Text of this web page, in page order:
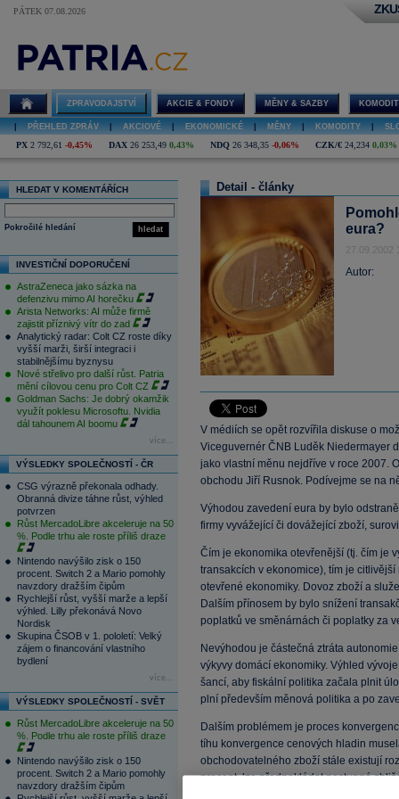
PÁTEK 07.08.2026
ZPRAVODAJSTVÍ AKCIE & FONDY MĚNY & SAZBY
PŘEHLED ZPRÁV AKCIOVÉ EKONOMICKÉ MĚNY KOMODITY
PX 2 792,61 -0,45% DAX 26 253,49 0,43% NDQ 26 348,35 -0,06% CZK/€ 24,234 0,03%
HLEDAT V KOMENTÁŘÍCH
hledat
Pokročilé hledání
INVESTIČNÍ DOPORUČENÍ
AstraZeneca jako sázka na
defenzivu mimo AI horečku
Arista Networks: AI může firmě
zajistit příznivý vítr do zad
Analytický radar: Colt CZ roste díky
vyšší marži, širší integraci i
stabilnějšímu byznysu
Nové střelivo pro další růst. Patria
mění cílovou cenu pro Colt CZ
Goldman Sachs: Je dobrý okamžik
využít poklesu Microsoftu. Nvidia
dál tahounem AI boomu
více...
VÝSLEDKY SPOLEČNOSTÍ - ČR
CSG výrazně překonala odhady.
Obranná divize táhne růst, výhled
potvrzen
Růst MercadoLibre akceleruje na 50
%. Podle trhu ale roste příliš draze
Nintendo navýšilo zisk o 150
procent. Switch 2 a Mario pomohly
navzdory dražším čipům
Rychlejší růst, vyšší marže a lepší
výhled. Lilly překonává Novo
Nordisk
Skupina ČSOB v 1. pololetí: Velký
zájem o financování vlastního
bydlení
více...
VÝSLEDKY SPOLEČNOSTÍ - SVĚT
Růst MercadoLibre akceleruje na 50
%. Podle trhu ale roste příliš draze
Nintendo navýšilo zisk o 150
procent. Switch 2 a Mario pomohly
navzdory dražším čipům
Detail - články
eura?
27.09.2002
Autor:
V médiích se opět rozvířila diskuse o
Viceguvernér ČNB Luděk Niedermayer
jako vlastní měnu nejdříve v roce 2007.
obchodu Jiří Rusnok. Podívejme se na
Výhodou zavedení eura by bylo
firmy vyvážející či dovážející zboží,
Čím je ekonomika otevřenější (tj. čím je
transakcích v ekonomice), tím je
otevřené ekonomiky. Dovoz zboží a
Dalším přínosem by bylo snížení
poplatků ve směnárnách či poplatky za
Nevýhodou je částečná ztráta
výkyvy domácí ekonomiky. Výhled
šancí, aby fiskální politika začala plnit
plní především měnová politika a po
Dalším problémem je proces
tíhu konvergence cenových hladin
obchodovatelného zboží stále existují
procent, lze předpokládat postupné